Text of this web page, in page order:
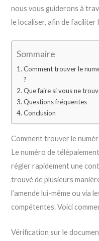
nous vous guiderons à
le localiser, afin de faciliter
Sommaire
Comment trouver le
?
Que faire si vous ne
Questions fréquentes
Conclusion
Comment trouver le
Le numéro de
régler rapidement une
trouvé de plusieurs
l’amende lui-même ou via
compétentes. Voici
Vérification sur le